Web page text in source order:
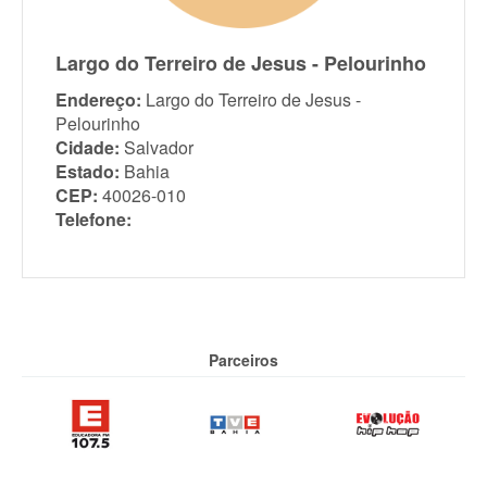
Largo do Terreiro de Jesus - Pelourinho
Endereço: Largo do Terreiro de Jesus -
Pelourinho
Cidade: Salvador
Estado: Bahia
CEP: 40026-010
Telefone:
Parceiros